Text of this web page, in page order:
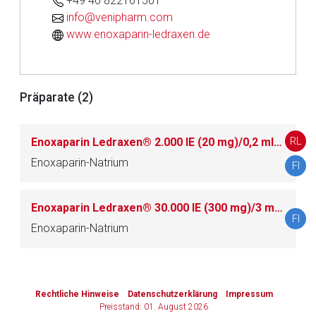
info@venipharm.com
www.enoxaparin-ledraxen.de
Präparate (2)
Enoxaparin Ledraxen® 2.000 IE (20 mg)/0,2 ml/ -4.000 IE (40 mg)/0,4 ml/ -6.000 IE (60 mg)/0,6 ml/ -8.000 IE (80 mg)/0,8 ml/ -10.000 IE (100 mg)/1 ml Injektionslösung in einer Fertigspritze
Enoxaparin-Natrium
RL
FI
Enoxaparin Ledraxen® 30.000 IE (300 mg)/3 ml/-50.000 IE (500 mg)/5 ml Injektionslösung in Durchstechflasche Enoxaparin Ledraxen®
Enoxaparin-Natrium
FI
Rechtliche Hinweise Datenschutzerklärung
Impressum
Preisstand: 01. August 2026
Zurück zur rote-liste.de